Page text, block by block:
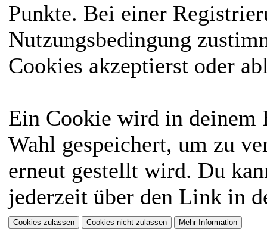
Punkte. Bei einer
Nutzungsbedingung
Cookies akzeptierst oder
Ein Cookie wird in deinem
Wahl gespeichert, um zu
erneut gestellt wird. Du
jederzeit über den Link in